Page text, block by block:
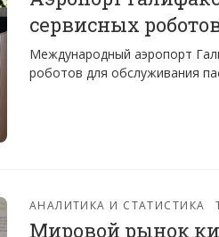
сервисных
Международный аэропорт
роботов для обслуживания
АНАЛИТИКА И СТАТИСТИКА
Мировой рынок